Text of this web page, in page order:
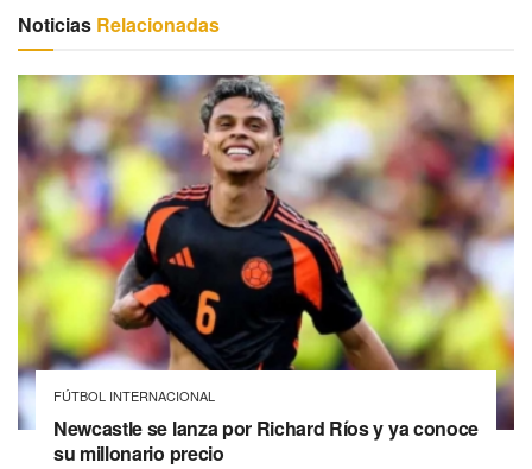
Noticias Relacionadas
FÚTBOL INTERNACIONAL
Newcastle se lanza por Richard Ríos y ya conoce
su millonario precio